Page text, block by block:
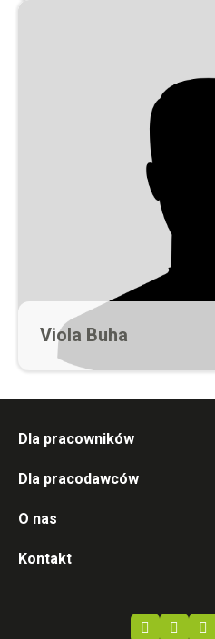
Viola Buha
Młodszy rekruter
viola@werckpost.nl
Dla pracowników
Dla pracodawców
O nas
Kontakt